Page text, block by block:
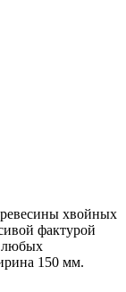
хвойных
фактурой
любых
150 мм.